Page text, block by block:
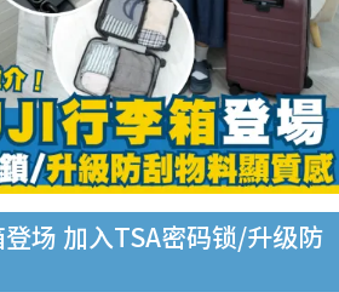
场 加入TSA密码锁/升级防